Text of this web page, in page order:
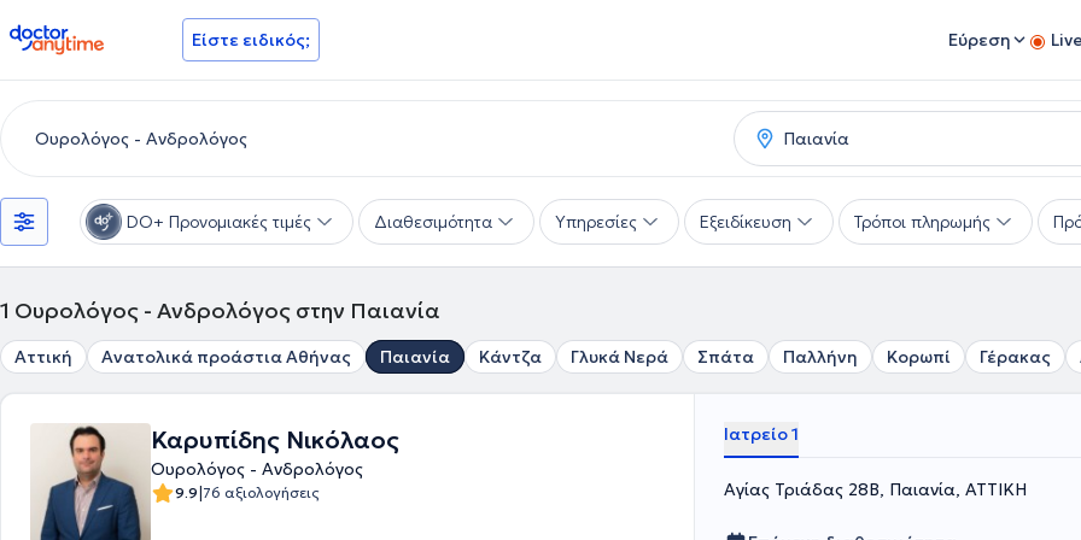
doctoranytime Είστε ειδικός; Εύρεση
DO+ Προνομιακές τιμές Διαθεσιμότητα Υπηρεσίες Εξειδίκευση Τρόποι πληρωμής
1 Ουρολόγος - Ανδρολόγος στην Παιανία
Αττική Ανατολικά προάστια Αθήνας Παιανία Κάντζα Γλυκά Νερά Σπάτα Παλλήνη Κορωπί Γέρακας
Καρυπίδης Νικόλαος
Ουρολόγος - Ανδρολόγος
9.9|76 αξιολογήσεις
Ιατρείο 1
Αγίας Τριάδας 28Β, Παιανία, ΑΤΤΙΚΗ